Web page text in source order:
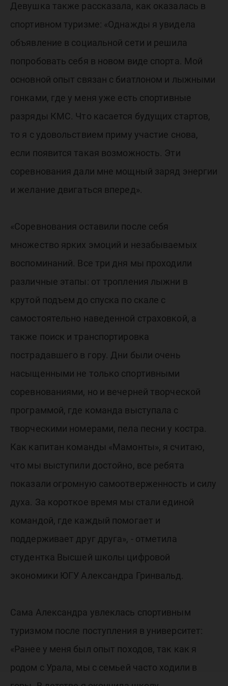
Девушка также рассказала, как оказалась в
спортивном туризме: «Однажды я увидела
объявление в социальной сети и решила
попробовать себя в новом виде спорта. Мой
основной опыт связан с биатлоном и лыжными
гонками, где у меня уже есть спортивные
разряды КМС. Что касается будущих стартов,
то я с удовольствием приму участие снова,
если появится такая возможность. Эти
соревнования дали мне мощный заряд энергии
и желание двигаться вперед».
«Соревнования оставили после себя
множество ярких эмоций и незабываемых
воспоминаний. Все три дня мы проходили
различные этапы: от тропления лыжни в
крутой подъем до спуска по скале с
самостоятельно наведенной страховкой, а
также поиск и транспортировка
пострадавшего в гору. Дни были очень
насыщенными не только спортивными
соревнованиями, но и вечерней творческой
программой, где команда выступала с
творческими номерами, пела песни у костра.
Как капитан команды «Мамонты», я считаю,
что мы выступили достойно, все ребята
показали огромную самоотверженность и силу
духа. За короткое время мы стали единой
командой, где каждый помогает и
поддерживает друг друга», - отметила
студентка Высшей школы цифровой
экономики ЮГУ Александра Гринвальд.
Сама Александра увлеклась спортивным
туризмом после поступления в университет:
«Ранее у меня был опыт походов, так как я
родом с Урала, мы с семьей часто ходили в